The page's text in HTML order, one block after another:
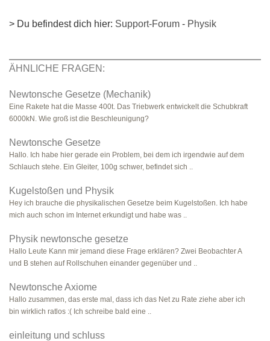
> Du befindest dich hier: Support-Forum - Physik
ÄHNLICHE FRAGEN:
Newtonsche Gesetze (Mechanik)
Eine Rakete hat die Masse 400t. Das Triebwerk entwickelt die Schubkraft
6000kN. Wie groß ist die Beschleunigung?
Newtonsche Gesetze
Hallo. Ich habe hier gerade ein Problem, bei dem ich irgendwie auf dem
Schlauch stehe. Ein Gleiter, 100g schwer, befindet sich ..
Kugelstoßen und Physik
Hey ich brauche die physikalischen Gesetze beim Kugelstoßen. Ich habe
mich auch schon im Internet erkundigt und habe was ..
Physik newtonsche gesetze
Hallo Leute Kann mir jemand diese Frage erklären? Zwei Beobachter A
und B stehen auf Rollschuhen einander gegenüber und ..
Newtonsche Axiome
Hallo zusammen, das erste mal, dass ich das Net zu Rate ziehe aber ich
bin wirklich ratlos :( Ich schreibe bald eine ..
einleitung und schluss